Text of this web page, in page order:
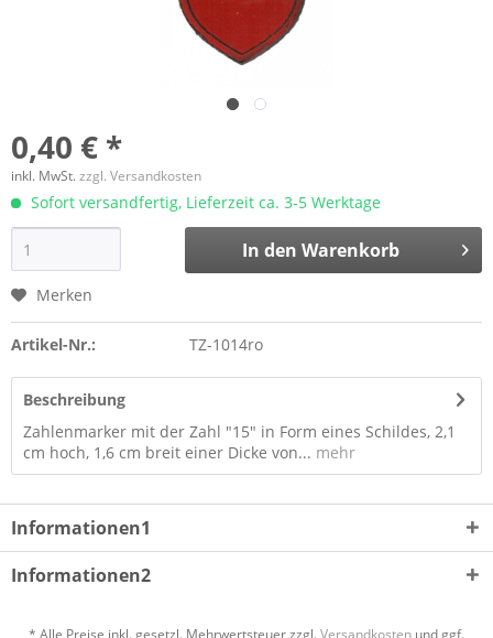
0,40 € *
inkl. MwSt.zzgl. Versandkosten
Sofort versandfertig, Lieferzeit ca. 3-5 Werktage
In den Warenkorb
Merken
Artikel-Nr.: TZ-1014ro
Beschreibung
Zahlenmarker mit der Zahl "15" in Form eines Schildes, 2,1
cm hoch, 1,6 cm breit einer Dicke von... mehr
Informationen1
Informationen2